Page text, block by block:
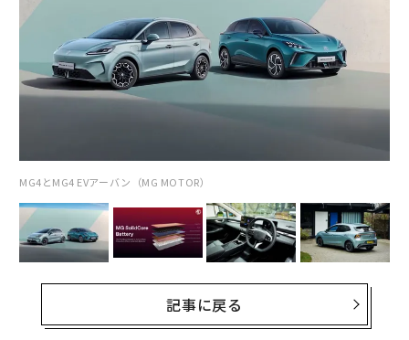
MG4とMG4 EVアーバン（MG MOTOR）
記事に戻る